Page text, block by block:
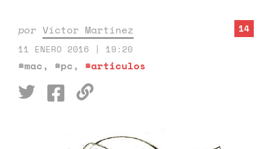
por Víctor Martínez
11 ENERO 2016 | 19:20
#mac, #pc, #articulos
14